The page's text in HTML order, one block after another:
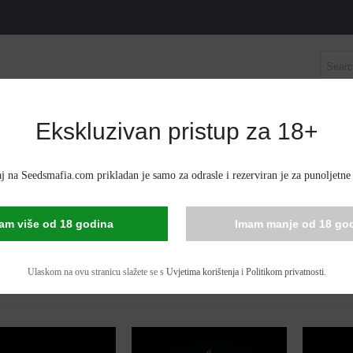
KANABISA AUTOFLOWERING SJEME KANABISA
SEEDS IN ILFOV
Ekskluzivan pristup za 18+
na Seedsmafia.com prikladan je samo za odrasle i rezerviran je za punoljetne
više od 18 godina Imam manje od 18
Ulaskom na ovu stranicu slažete se s Uvjetima korištenjai Politikom privatnosti.